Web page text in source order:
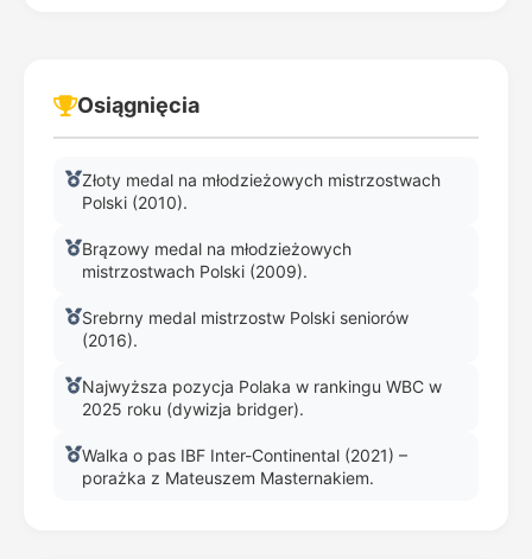
Osiągnięcia
Złoty medal na młodzieżowych mistrzostwach
Polski (2010).
Brązowy medal na młodzieżowych
mistrzostwach Polski (2009).
Srebrny medal mistrzostw Polski seniorów
(2016).
Najwyższa pozycja Polaka w rankingu WBC w
2025 roku (dywizja bridger).
Walka o pas IBF Inter-Continental (2021) –
porażka z Mateuszem Masternakiem.